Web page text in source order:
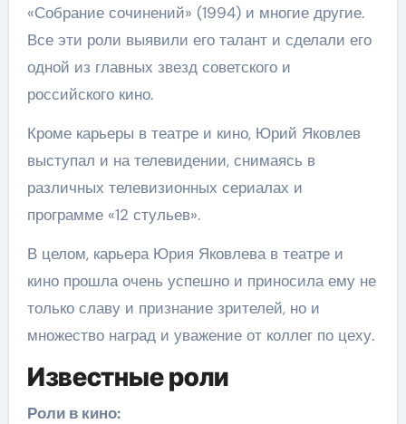
«Собрание сочинений» (1994) и многие другие.
Все эти роли выявили его талант и сделали его
одной из главных звезд советского и
российского кино.
Кроме карьеры в театре и кино, Юрий Яковлев
выступал и на телевидении, снимаясь в
различных телевизионных сериалах и
программе «12 стульев».
В целом, карьера Юрия Яковлева в театре и
кино прошла очень успешно и приносила ему не
только славу и признание зрителей, но и
множество наград и уважение от коллег по цеху.
Известные роли
Роли в кино: